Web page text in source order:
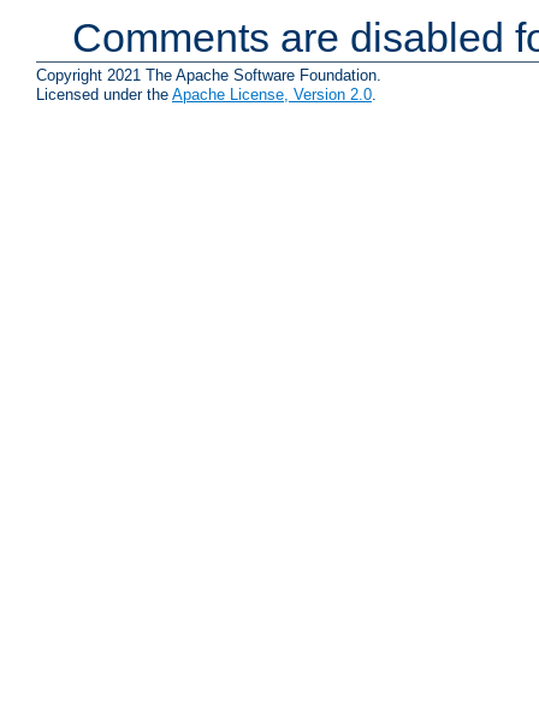
Comments are disabled
Copyright 2021 The Apache Software Foundation.
Licensed under the Apache License, Version 2.0.